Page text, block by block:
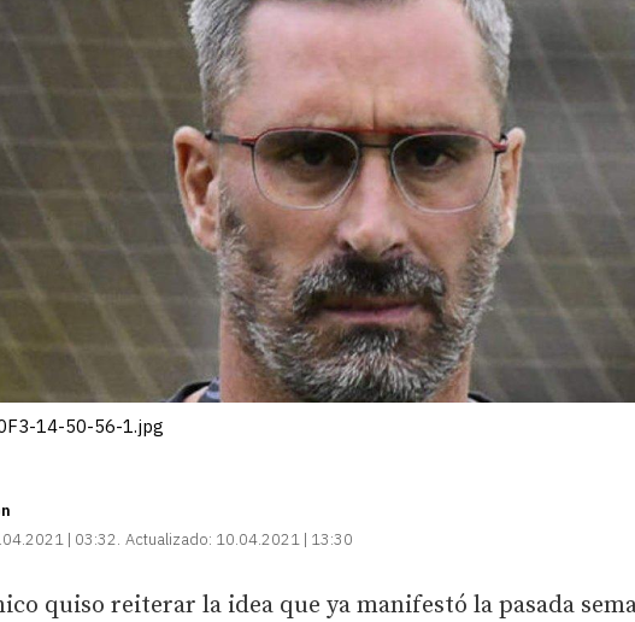
14-50-56-1.jpg
| 03:32 Actualizado: 10.04.2021 | 13:30
quiso reiterar la idea que ya manifestó la pasada